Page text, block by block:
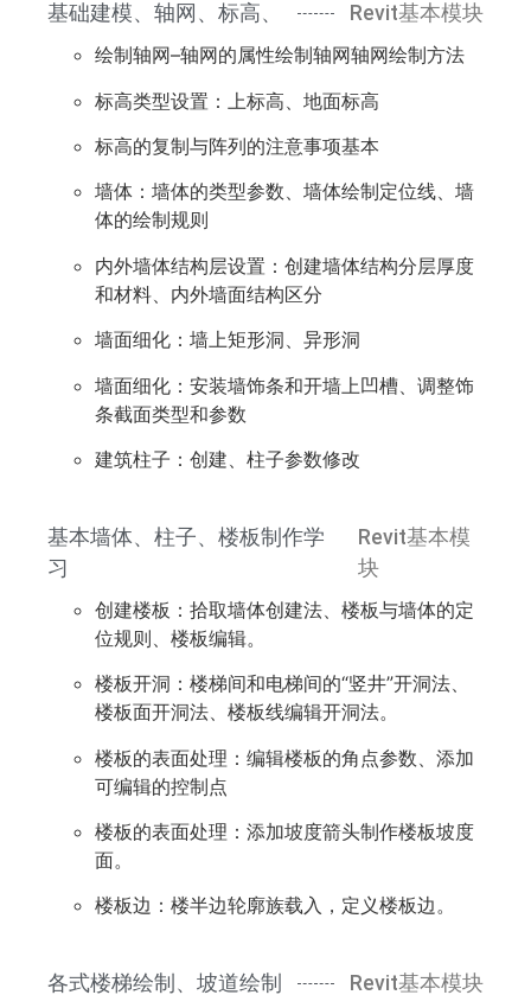
基础建模、轴网、标高、
Revit基本模块
绘制轴网–轴网的属性绘制轴网轴网绘制方法
标高类型设置：上标高、地面标高
标高的复制与阵列的注意事项基本
墙体：墙体的类型参数、墙体绘制定位线、墙
体的绘制规则
内外墙体结构层设置：创建墙体结构分层厚度
和材料、内外墙面结构区分
墙面细化：墙上矩形洞、异形洞
墙面细化：安装墙饰条和开墙上凹槽、调整饰
条截面类型和参数
建筑柱子：创建、柱子参数修改
基本墙体、柱子、楼板制作学
习
Revit基本模
块
创建楼板：拾取墙体创建法、楼板与墙体的定
位规则、楼板编辑。
楼板开洞：楼梯间和电梯间的“竖井”开洞法、
楼板面开洞法、楼板线编辑开洞法。
楼板的表面处理：编辑楼板的角点参数、添加
可编辑的控制点
楼板的表面处理：添加坡度箭头制作楼板坡度
面。
楼板边：楼半边轮廓族载入，定义楼板边。
各式楼梯绘制、坡道绘制 Revit基本模块